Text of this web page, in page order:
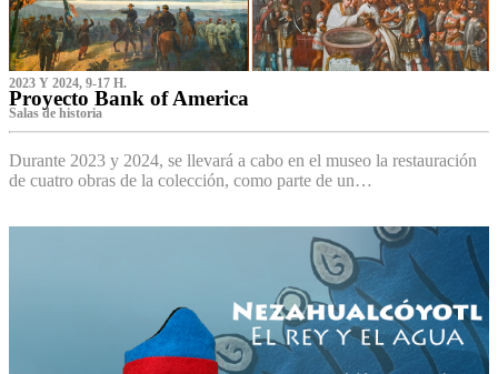
2023 Y 2024, 9-17 H.
Proyecto Bank of America
S‌alas de historia
Durante 2023 y 2024, se llevará a cabo en el museo la restauración
de cuatro obras de la colección, como parte de un…